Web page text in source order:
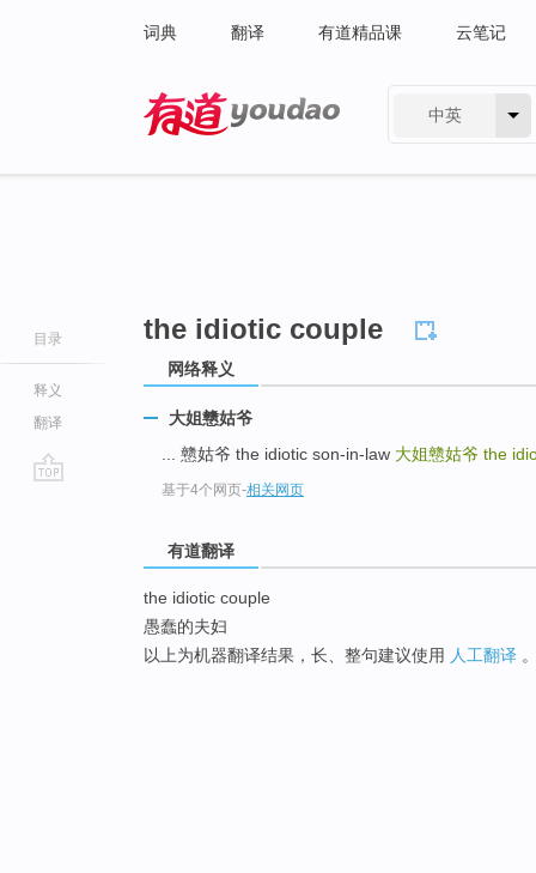
词典 翻译 有道精品课 云笔记
中英
目录
释义
翻译
the idiotic couple
网络释义
大姐戆姑爷
... 戆姑爷 the idiotic son-in-law 大姐戆姑爷 the
基于4个网页-相关网页
有道翻译
the idiotic couple
愚蠢的夫妇
以上为机器翻译结果，长、整句建议使用 人工翻译